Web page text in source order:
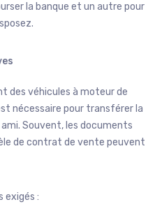
la banque et un autre pour
des véhicules à moteur de
nécessaire pour transférer la
Souvent, les documents
de contrat de vente peuvent
exigés :